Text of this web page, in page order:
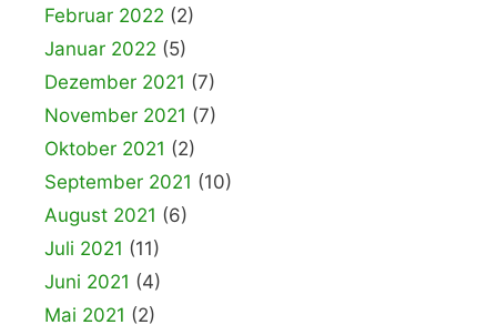
Februar 2022 (2)
Januar 2022 (5)
Dezember 2021 (7)
November 2021 (7)
Oktober 2021 (2)
September 2021 (10)
August 2021 (6)
Juli 2021 (11)
Juni 2021 (4)
Mai 2021 (2)